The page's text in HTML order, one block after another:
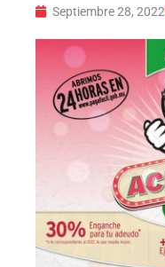
Septiembre 28, 2022